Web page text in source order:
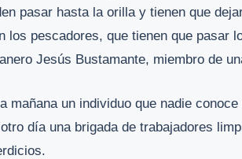
pasar hasta la orilla y tienen que
los pescadores, que tienen que pasar
Jesús Bustamante, miembro de
mañana un individuo que nadie
día una brigada de trabajadores